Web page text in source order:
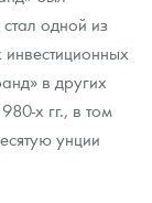
одной из
в других
х гг., в том
унции